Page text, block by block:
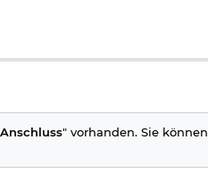
" vorhanden. Sie können